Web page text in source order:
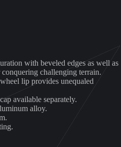
with beveled edges as well as
challenging terrain.
lip provides unequaled
available separately.
alloy.